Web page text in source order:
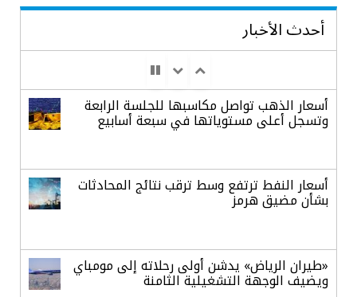
أحدث الأخبار
أسعار الذهب تواصل مكاسبها للجلسة الرابعة
وتسجل أعلى مستوياتها في سبعة أسابيع
أسعار النفط ترتفع وسط ترقب نتائج المحادثات
بشأن مضيق هرمز
«طيران الرياض» يدشن أولى رحلاته إلى مومباي
ويضيف الوجهة التشغيلية الثامنة